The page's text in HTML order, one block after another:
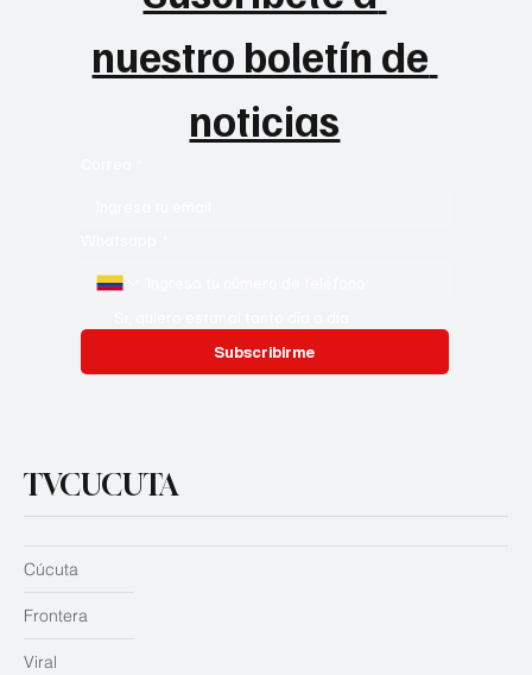
nuestro boletín de
noticias
Subscribirme
TVCUCUTA
Cúcuta
Frontera
Viral